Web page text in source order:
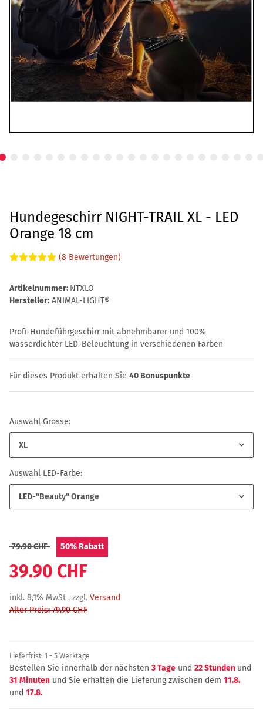
Hundegeschirr NIGHT-TRAIL XL - LED
Orange 18 cm
(8 Bewertungen)
Artikelnummer: NTXLO
Hersteller: ANIMAL-LIGHT®
Profi-Hundeführgeschirr mit abnehmbarer und 100%
wasserdichter LED-Beleuchtung in verschiedenen Farben
Für dieses Produkt erhalten Sie 40 Bonuspunkte
Auswahl Grösse:
XL
Auswahl LED-Farbe:
LED-"Beauty" Orange
79.90 CHF 50% Rabatt
39.90 CHF
inkl. 8,1% MwSt , zzgl. Versand
Alter Preis: 79.90 CHF
Lieferfrist: 1 - 5 Werktage
Bestellen Sie innerhalb der nächsten 3 Tage und 22 Stunden und
31 Minuten und Sie erhalten die Lieferung zwischen dem 11.8.
und 17.8.